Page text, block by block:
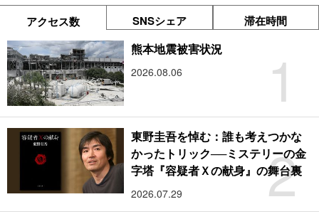
アクセス数 SNSシェア 滞在時間
1
熊本地震被害状況
2026.08.06
2
東野圭吾を悼む：誰も考えつかな
かったトリック──ミステリーの金
字塔『容疑者Ｘの献身』の舞台裏
2026.07.29